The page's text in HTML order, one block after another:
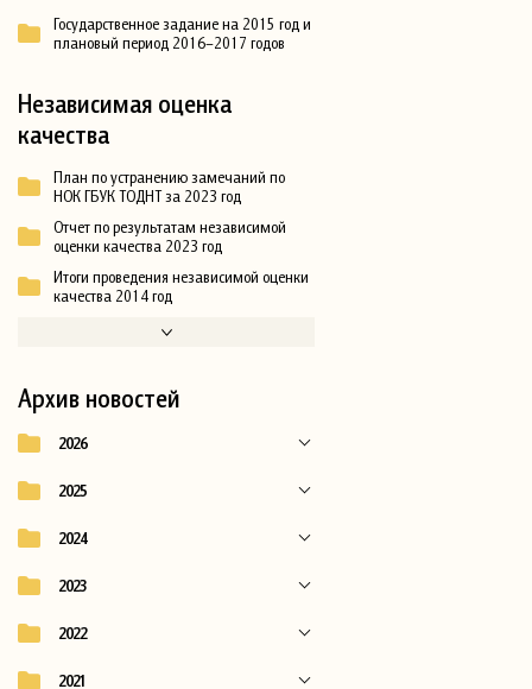
Государственное задание на 2015 год и
плановый период 2016–2017 годов
Независимая оценка
качества
План по устранению замечаний по
НОК ГБУК ТОДНТ за 2023 год
Отчет по результатам независимой
оценки качества 2023 год
Итоги проведения независимой оценки
качества 2014 год
Архив новостей
2026
2025
2024
2023
2022
2021